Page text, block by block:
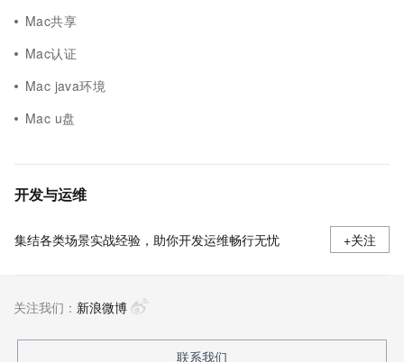
Mac共享
Mac认证
Mac java环境
Mac u盘
开发与运维
集结各类场景实战经验，助你开发运维畅行无忧 +关注
关注我们： 新浪微博
联系我们